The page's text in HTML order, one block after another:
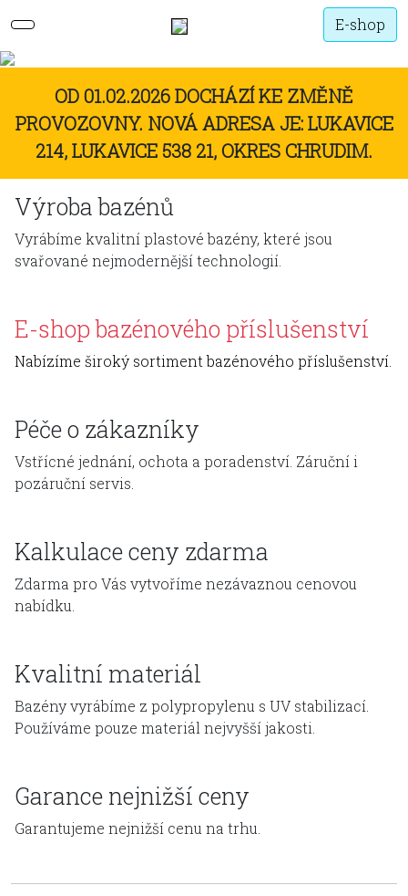
E-shop
OD 01.02.2026 DOCHÁZÍ KE ZMĚNĚ
PROVOZOVNY. NOVÁ ADRESA JE: LUKAVICE
214, LUKAVICE 538 21, OKRES CHRUDIM.
Výroba bazénů
Vyrábíme kvalitní plastové bazény, které jsou
svařované nejmodernější technologií.
E-shop bazénového příslušenství
Nabízíme široký sortiment bazénového příslušenství.
Péče o zákazníky
Vstřícné jednání, ochota a poradenství. Záruční i
pozáruční servis.
Kalkulace ceny zdarma
Zdarma pro Vás vytvoříme nezávaznou cenovou
nabídku.
Kvalitní materiál
Bazény vyrábíme z polypropylenu s UV stabilizací.
Používáme pouze materiál nejvyšší jakosti.
Garance nejnižší ceny
Garantujeme nejnižší cenu na trhu.